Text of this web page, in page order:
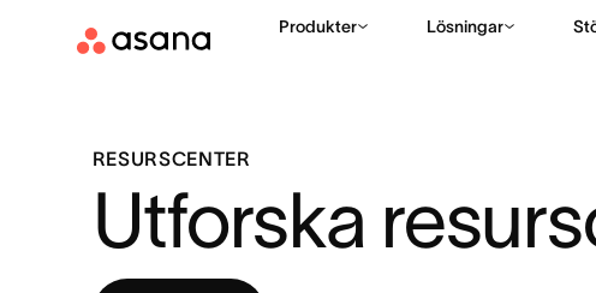
Produkter Lösningar
RESURSCENTER
Utforska